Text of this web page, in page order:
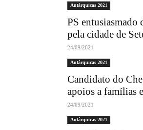
Autárquicas 2021
PS entusiasmado
pela cidade de
24/09/2021
Autárquicas 2021
Candidato do
apoios a famílias
24/09/2021
Autárquicas 2021